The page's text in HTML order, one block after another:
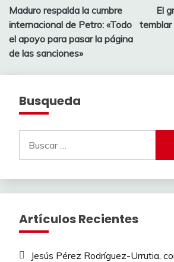
de
entradas
Maduro respalda la cumbre
internacional de Petro: «Todo
el apoyo para pasar la página
de las sanciones»
El
temblar
Busqueda
Artículos Recientes
Jesús Pérez Rodríguez-Urrutia,